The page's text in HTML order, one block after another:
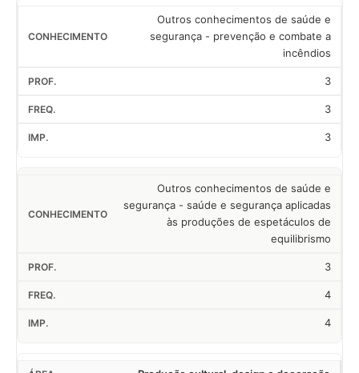
Outros conhecimentos de saúde e
segurança - prevenção e combate a
incêndios
3
3
3
Outros conhecimentos de saúde e
segurança - saúde e segurança aplicadas
às produções de espetáculos de
equilibrismo
3
4
4